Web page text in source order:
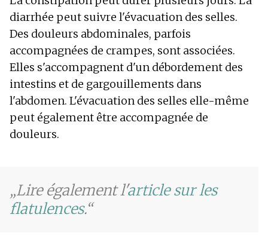
diarrhée peut suivre l'évacuation des selles.
Des douleurs abdominales, parfois
accompagnées de crampes, sont associées.
Elles s'accompagnent d'un débordement des
intestins et de gargouillements dans
l'abdomen. L'évacuation des selles elle-même
peut également être accompagnée de
douleurs.
Lire également l'article sur les
flatulences.